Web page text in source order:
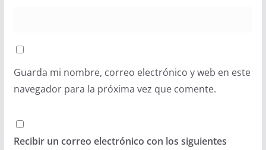
Guarda mi nombre, correo electrónico y web en este
navegador para la próxima vez que comente.
Recibir un correo electrónico con los siguientes